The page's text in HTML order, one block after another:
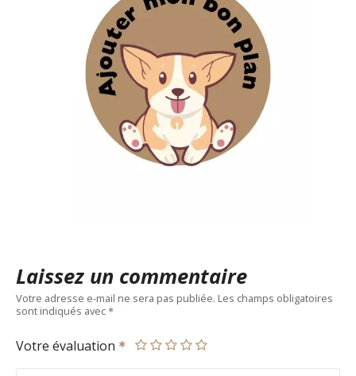
Laissez un commentaire
Votre adresse e-mail ne sera pas publiée. Les champs obligatoires
sont indiqués avec
Votre évaluation